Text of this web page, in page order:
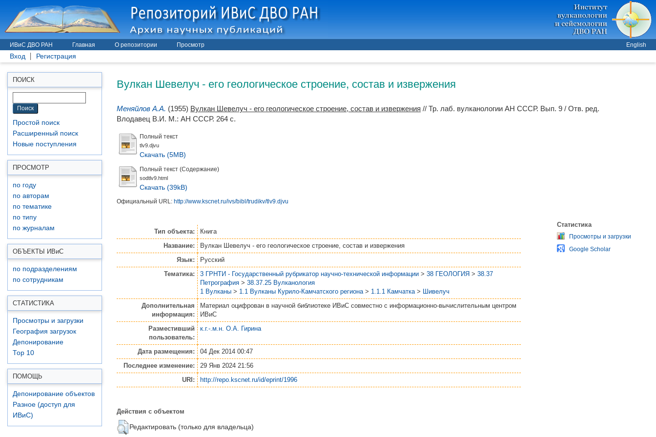
ИВиС ДВО РАН Главная О репозитории Просмотр English
Вход Регистрация
ПОИСК
Простой поиск
Расширенный поиск
Новые поступления
ПРОСМОТР
по году
по авторам
по тематике
по типу
по журналам
ОБЪЕКТЫ ИВиС
по подразделениям
по сотрудникам
СТАТИСТИКА
Просмотры и загрузки
География загрузок
Депонирование
Top 10
ПОМОЩЬ
Депонирование объектов
Разное (доступ для
ИВиС)
Вулкан Шевелуч - его геологическое строение, состав и извержения
Меняйлов А.А. (1955) Вулкан Шевелуч - его геологическое строение, состав и извержения // Тр. лаб. вулканологии АН СССР. Вып. 9 / Отв. ред.
Влодавец В.И. М.: АН СССР. 264 с.
Полный текст
tlv9.djvu
Скачать (5MB)
Полный текст (Содержание)
sodtlv9.html
Скачать (39kB)
Официальный URL: http://www.kscnet.ru/ivs/bibl/trudikv/tlv9.djvu
Тип объекта:
Книга
Название:
Вулкан Шевелуч - его геологическое строение, состав и извержения
Язык:
Русский
Тематика:
3 ГРНТИ - Государственный рубрикатор научно-технической информации > 38 ГЕОЛОГИЯ > 38.37
Петрография > 38.37.25 Вулканология
1 Вулканы > 1.1 Вулканы Курило-Камчатского региона > 1.1.1 Камчатка > Шивелуч
Дополнительная
информация:
Материал оцифрован в научной библиотеке ИВиС совместно с информационно-вычислительным центром
ИВиС
Разместивший
пользователь:
к.г.-.м.н. О.А. Гирина
Дата размещения:
04 Дек 2014 00:47
Последнее изменение:
29 Янв 2024 21:56
URI:
http://repo.kscnet.ru/id/eprint/1996
Действия с объектом
Редактировать (только для владельца)
Статистика
Просмотры и загрузки
Google Scholar